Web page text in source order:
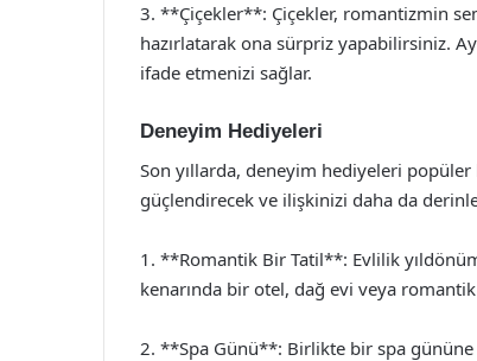
3. **Çiçekler**: Çiçekler, romantizmin
hazırlatarak ona sürpriz yapabilirsiniz.
ifade etmenizi sağlar.
Deneyim Hediyeleri
Son yıllarda, deneyim hediyeleri popüler
güçlendirecek ve ilişkinizi daha da
1. **Romantik Bir Tatil**: Evlilik
kenarında bir otel, dağ evi veya
2. **Spa Günü**: Birlikte bir spa